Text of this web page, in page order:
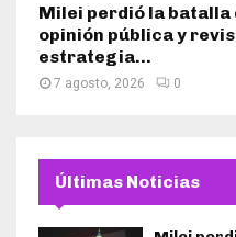
Milei perdió la batalla
opinión pública y
estrategia...
7 agosto, 2026 0
Últimas Noticias